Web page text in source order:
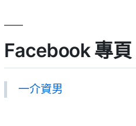
Facebook 專頁
一介資男